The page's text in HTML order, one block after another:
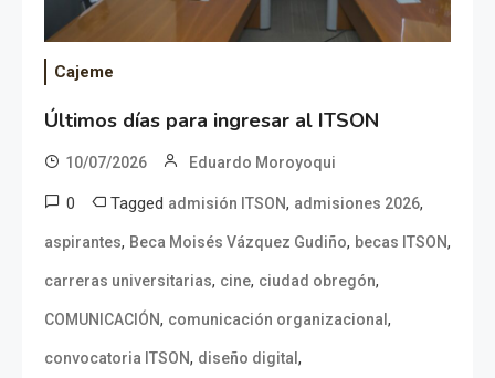
Cajeme
Últimos días para ingresar al ITSON
10/07/2026 Eduardo Moroyoqui
0 Tagged admisión ITSON, admisiones 2026,
aspirantes, Beca Moisés Vázquez Gudiño, becas ITSON,
carreras universitarias, cine, ciudad obregón,
COMUNICACIÓN, comunicación organizacional,
convocatoria ITSON, diseño digital,